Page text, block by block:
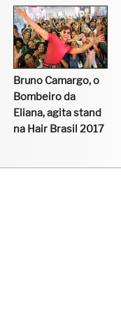
Bruno Camargo, o
Bombeiro da
Eliana, agita stand
na Hair Brasil 2017